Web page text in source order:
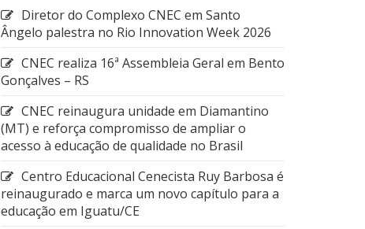
Diretor do Complexo CNEC em Santo
Ângelo palestra no Rio Innovation Week 2026
CNEC realiza 16ª Assembleia Geral em Bento
Gonçalves – RS
CNEC reinaugura unidade em Diamantino
(MT) e reforça compromisso de ampliar o
acesso à educação de qualidade no Brasil
Centro Educacional Cenecista Ruy Barbosa é
reinaugurado e marca um novo capítulo para a
educação em Iguatu/CE